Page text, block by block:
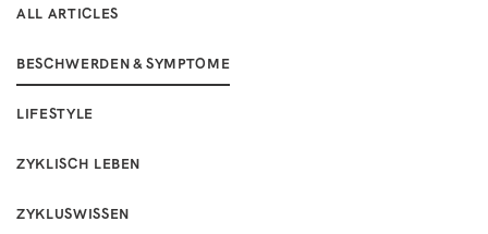
ALL ARTICLES
BESCHWERDEN & SYMPTOME
LIFESTYLE
ZYKLISCH LEBEN
ZYKLUSWISSEN